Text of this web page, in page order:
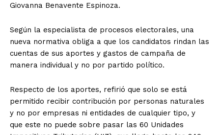
Giovanna Benavente Espinoza.
Según la especialista de procesos electorales, una
nueva normativa obliga a que los candidatos rindan las
cuentas de sus aportes y gastos de campaña de
manera individual y no por partido político.
Respecto de los aportes, refirió que solo se está
permitido recibir contribución por personas naturales
y no por empresas ni entidades de cualquier tipo, y
que este no puede sobre pasar las 60 Unidades